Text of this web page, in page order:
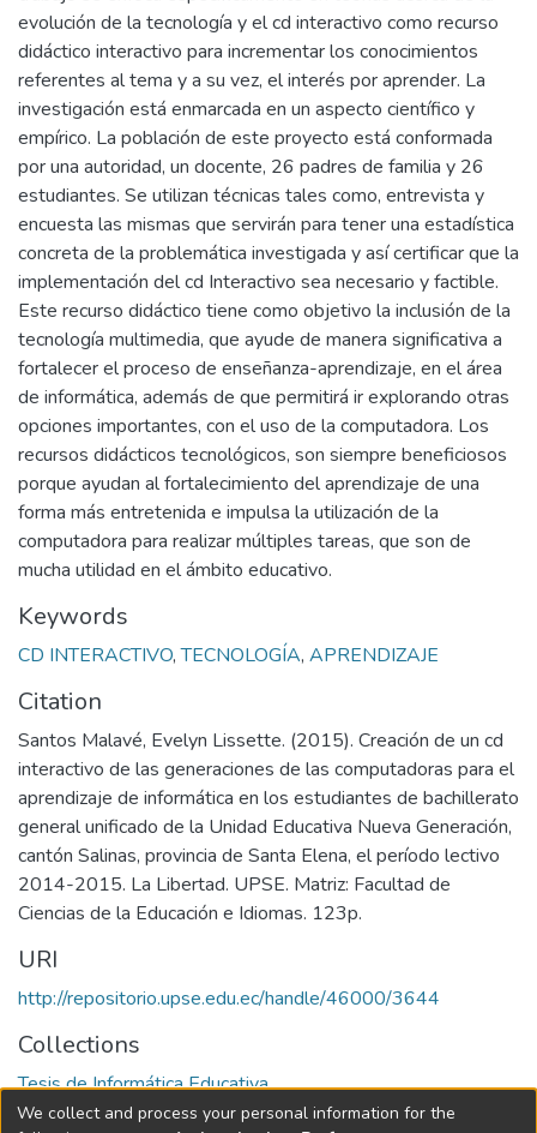
evolución de la tecnología y el cd interactivo como recurso
didáctico interactivo para incrementar los conocimientos
referentes al tema y a su vez, el interés por aprender. La
investigación está enmarcada en un aspecto científico y
empírico. La población de este proyecto está conformada
por una autoridad, un docente, 26 padres de familia y 26
estudiantes. Se utilizan técnicas tales como, entrevista y
encuesta las mismas que servirán para tener una estadística
concreta de la problemática investigada y así certificar que la
implementación del cd Interactivo sea necesario y factible.
Este recurso didáctico tiene como objetivo la inclusión de la
tecnología multimedia, que ayude de manera significativa a
fortalecer el proceso de enseñanza-aprendizaje, en el área
de informática, además de que permitirá ir explorando otras
opciones importantes, con el uso de la computadora. Los
recursos didácticos tecnológicos, son siempre beneficiosos
porque ayudan al fortalecimiento del aprendizaje de una
forma más entretenida e impulsa la utilización de la
computadora para realizar múltiples tareas, que son de
mucha utilidad en el ámbito educativo.
Keywords
CD INTERACTIVO,TECNOLOGÍA, APRENDIZAJE
Citation
Santos Malavé, Evelyn Lissette. (2015). Creación de un cd
interactivo de las generaciones de las computadoras para el
aprendizaje de informática en los estudiantes de bachillerato
general unificado de la Unidad Educativa Nueva Generación,
cantón Salinas, provincia de Santa Elena, el período lectivo
2014-2015. La Libertad. UPSE. Matriz: Facultad de
Ciencias de la Educación e Idiomas. 123p.
URI
http://repositorio.upse.edu.ec/handle/46000/3644
Collections
Tesis de Informática Educativa
We collect and process your personal information for the